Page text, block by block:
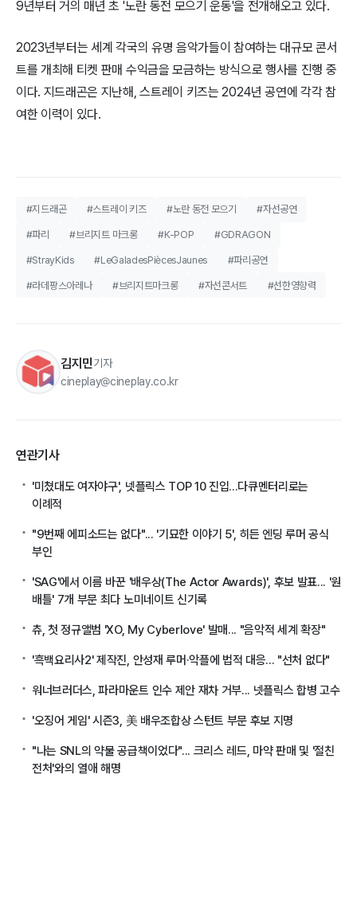
9년부터 거의 매년 초 '노란 동전 모으기 운동'을 전개해오고 있다.
2023년부터는 세계 각국의 유명 음악가들이 참여하는 대규모 콘서
트를 개최해 티켓 판매 수익금을 모금하는 방식으로 행사를 진행 중
이다. 지드래곤은 지난해, 스트레이 키즈는 2024년 공연에 각각 참
여한 이력이 있다.
#지드래곤 #스트레이 키즈 #노란 동전 모으기 #자선공연
#파리 #브리지트 마크롱 #K-POP #GDRAGON
#StrayKids #LeGaladesPiècesJaunes #파리공연
#라데팡스아레나 #브리지트마크롱 #자선콘서트 #선한영향력
김지민기자
cineplay@cineplay.co.kr
연관기사
'미쳤대도 여자야구', 넷플릭스 TOP 10 진입...다큐멘터리로는
이례적
"9번째 에피소드는 없다"... '기묘한 이야기 5', 히든 엔딩 루머 공식
부인
'SAG'에서 이름 바꾼 '배우상(The Actor Awards)', 후보 발표... '원
배틀' 7개 부문 최다 노미네이트 신기록
츄, 첫 정규앨범 'XO, My Cyberlove' 발매... "음악적 세계 확장"
'흑백요리사2' 제작진, 안성재 루머·악플에 법적 대응... "선처 없다"
워너브러더스, 파라마운트 인수 제안 재차 거부... 넷플릭스 합병 고수
'오징어 게임' 시즌3, 美 배우조합상 스턴트 부문 후보 지명
"나는 SNL의 약물 공급책이었다"... 크리스 레드, 마약 판매 및 '절친
전처'와의 열애 해명